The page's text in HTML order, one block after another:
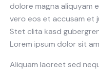
dolore magna aliquyam
vero eos et accusam et
Stet clita kasd
Lorem ipsum dolor sit
Aliquam laoreet sed